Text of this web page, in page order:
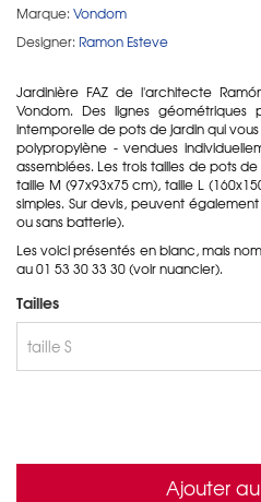
Marque: Vondom
Designer: Ramon Esteve
Jardinière FAZ de l'architecte
Vondom. Des lignes
intemporelle de pots de jardin qui
polypropylène - vendues
assemblées. Les trois tailles de pots
taille M (97x93x75 cm), taille L
simples. Sur devis, peuvent
ou sans batterie).
Les voici présentés en blanc, mais
au 01 53 30 33 30 (voir nuancier).
Tailles
Ajouter